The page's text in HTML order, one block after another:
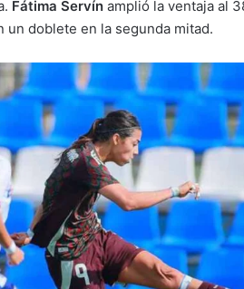
Fátima Servín amplió la ventaja al
un doblete en la segunda mitad.